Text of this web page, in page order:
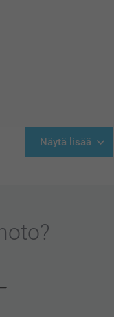
Näytä lisää
?